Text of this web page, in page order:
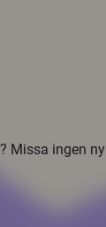
Missa ingen ny